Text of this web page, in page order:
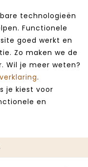
technologieën
Functionele
goed werkt en
Zo maken we de
Wil je meer weten?
.
je kiest voor
en